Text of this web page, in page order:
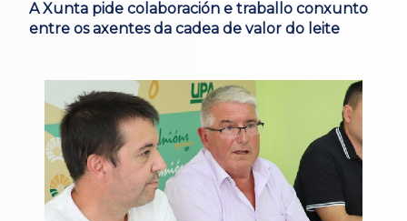
A Xunta pide colaboración e traballo conxunto
entre os axentes da cadea de valor do leite